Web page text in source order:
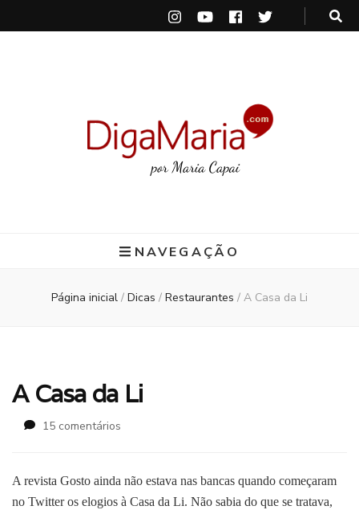
NAVEGAÇÃO
Página inicial / Dicas / Restaurantes / A Casa da Li
A Casa da Li
15 comentários
da
A revista Gosto ainda não estava nas bancas quando começaram
no Twitter os elogios à Casa da Li. Não sabia do que se tratava,